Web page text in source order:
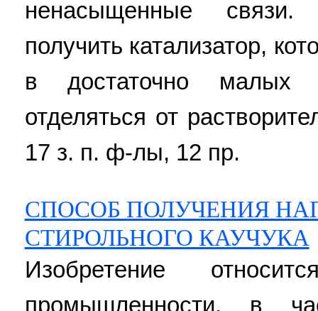
ненасыщенные связи.
получить катализатор,
в достаточно малых
отделяться от
17 з. п. ф-лы, 12 пр.
СПОСОБ ПОЛУЧЕНИЯ
СТИРОЛЬНОГО КАУЧУКА
Изобретение
промышленности, в